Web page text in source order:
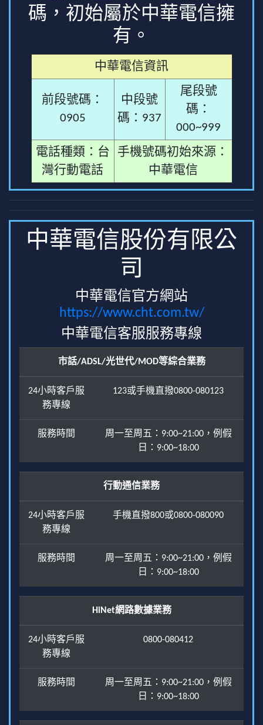
碼，初始屬於中華電信擁
有。
中華電信資訊
前段號碼：
0905
中段號
碼：937
尾段號
碼：
000~999
電話種類：台
灣行動電話
手機號碼初始來源：
中華電信
中華電信股份有限公
司
中華電信官方網站
https://www.cht.com.tw/
中華電信客服服務專線
市話/ADSL/光世代/MOD等綜合業務
24小時客戶服
務專線
123或手機直撥0800-080123
服務時間
周一至周五：9:00~21:00，例假
日：9:00~18:00
行動通信業務
24小時客戶服
務專線
手機直撥800或0800-080090
服務時間
周一至周五：9:00~21:00，例假
日：9:00~18:00
HiNet網路數據業務
24小時客戶服
務專線
0800-080412
服務時間
周一至周五：9:00~21:00，例假
日：9:00~18:00